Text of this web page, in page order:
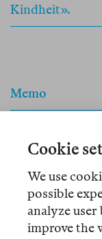
Kindheit».
Memo
Auf der
In der Türkei
Nun ist sie mit
endlich auch
Cookie
We use
possible
analyze
improve the